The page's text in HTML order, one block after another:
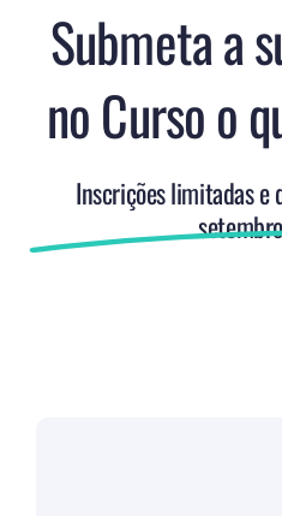
Submeta a
no Curso o
Inscrições limitadas e